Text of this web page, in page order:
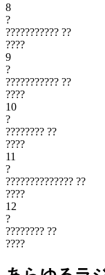
8
?
??????????? ??
????
9
?
??????????? ??
????
10
?
???????? ??
????
11
?
?????????????? ??
????
12
?
???????? ??
????